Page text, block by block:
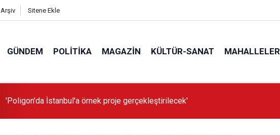
Arşiv Sitene Ekle
GÜNDEM POLITIKA MAGAZIN KÜLTÜR-SANAT MAHALLELER
'Poligon'da İstanbul'a örnek proje gerçekleştirilecek'